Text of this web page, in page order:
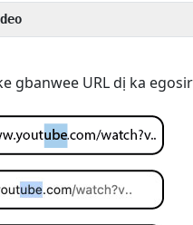
gbanwee URL dị ka